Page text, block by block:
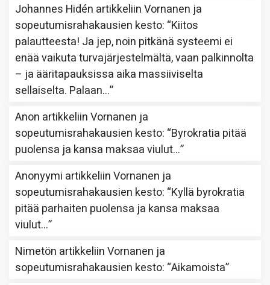
Johannes Hidén artikkeliinVornanen ja
sopeutumisrahakausien kesto: “Kiitos
palautteesta! Ja jep, noin pitkänä systeemi ei
enää vaikuta turvajärjestelmältä, vaan palkinnolta
– ja ääritapauksissa aika massiiviselta
sellaiselta. Palaan…”
Anon artikkeliinVornanen ja
sopeutumisrahakausien kesto: “Byrokratia pitää
puolensa ja kansa maksaa viulut…”
Anonyymi artikkeliinVornanen ja
sopeutumisrahakausien kesto: “Kyllä byrokratia
pitää parhaiten puolensa ja kansa maksaa
viulut…”
Nimetön artikkeliinVornanen ja
sopeutumisrahakausien kesto: “Aikamoista”